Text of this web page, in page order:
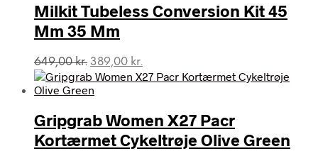
Milkit Tubeless Conversion Kit 45
Mm 35 Mm
649,00kr. Den
oprindelige
pris
649,00 kr..
389,00 kr.
aktuelle
389,00 kr..
Gripgrab Women X27 Pacr
Kortærmet Cykeltrøje Olive Green